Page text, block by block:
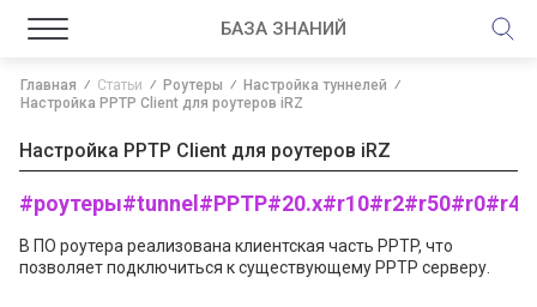
БАЗА ЗНАНИЙ
Главная Статьи Роутеры
Настройка туннелей
Настройка PPTP Client для роутеров iRZ
Настройка PPTP Client для роутеров iRZ
#роутеры#tunnel #PPTP#20.x#r10#r2#r50#r0#r4
В ПО роутера реализована клиентская часть PPTP, что
позволяет подключиться к существующему PPTP серверу.